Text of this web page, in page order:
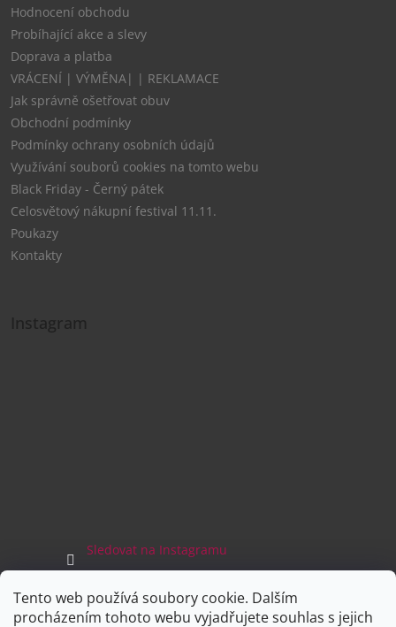
Tento web používá soubory cookie. Dalším
procházením tohoto webu vyjadřujete souhlas s jejich
Hodnocení obchodu
Probíhající akce a slevy
Doprava a platba
VRÁCENÍ | VÝMĚNA| | REKLAMACE
Jak správně ošetřovat obuv
Obchodní podmínky
Podmínky ochrany osobních údajů
Využívání souborů cookies na tomto webu
Black Friday - Černý pátek
Celosvětový nákupní festival 11.11.
Poukazy
Kontakty
Instagram
Sledovat na Instagramu
Facebook